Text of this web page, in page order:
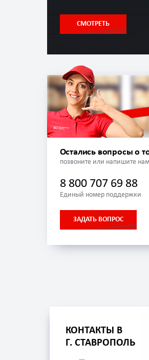
СМОТРЕТЬ
Остались вопросы о
позвоните или напишите нам
8 800 707 69 88
Единый номер поддержки
ЗАДАТЬ ВОПРОС
КОНТАКТЫ В
Г. СТАВРОПОЛЬ